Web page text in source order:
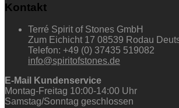
Kontakt
Terré Spirit of Stones GmbH
Zum Eichicht 17 08539 Rodau
Telefon: +49 (0) 37435 519082
info@spiritofstones.de
E-Mail Kundenservice
Montag-Freitag 10:00-14:00 Uhr
Samstag/Sonntag geschlossen